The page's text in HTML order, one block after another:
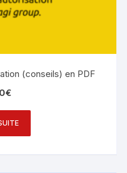
(conseils) en PDF
€